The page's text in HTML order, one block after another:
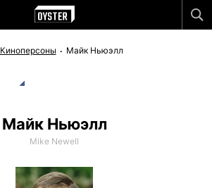
Киноперсоны Майк Ньюэлл
Майк Ньюэлл
Mike Newell